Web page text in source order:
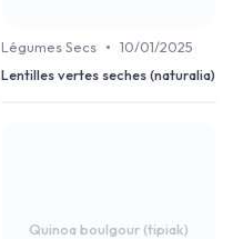
Légumes Secs • 10/01/2025
Lentilles vertes seches (naturalia)
Quinoa boulgour (tipiak)